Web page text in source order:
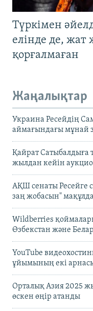
Түркімен
елінде де, жат
қорғалмаған
Жаңалықтар
Украина Ресейдің
аймағындағы мұнай
Қайрат Сатыбалдыға
жылдан кейін
АҚШ сенаты Ресейге
заң жобасын"
Wildberries
Өзбекстан және
YouTube
ұйымының екі
Орталық Азия 2025
өскен өңір атанды